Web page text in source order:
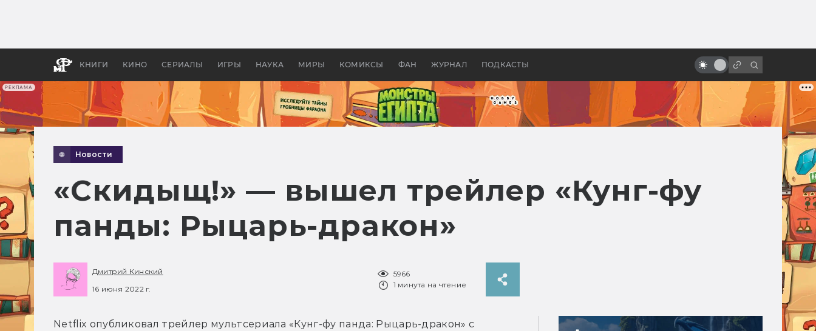
РЕКЛАМА
КНИГИ КИНО СЕРИАЛЫ ИГРЫ НАУКА МИРЫ КОМИКСЫ ФАН ЖУРНАЛ ПОДКАСТЫ
бы «Властелина колец»
Древней Грецией
семь премий «Оскар»
Новости
«Скидыщ!» — вышел трейлер «Кунг-фу
панды: Рыцарь-дракон»
Дмитрий Кинский
16 июня 2022 г.
5966
1 минута на чтение
Netflix опубликовал трейлер мультсериала «Кунг-фу панда: Рыцарь-дракон» с